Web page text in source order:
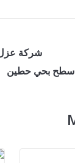
شركة عزل
بحي حطين